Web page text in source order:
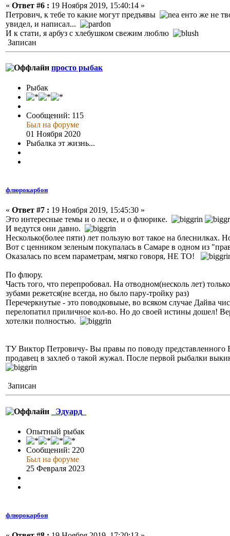
« Ответ #6 : 19 Ноября 2019, 15:40:14 »
Петрович, к тебе то какие могут предъявы
енто же не
увидел, и написал...
И к стати, я арбуз с хлебушком свежим люблю
Записан
просто рыбак
Рыбак
Сообщений: 115
Был на форуме
01 Ноября 2020
Рыбалка эт жизнь...
флюрокарбон
« Ответ #7 : 19 Ноября 2019, 15:45:30 »
Это интересные темы и о леске, и о флюрике.
И ведутся они давно.
Несколько(более пяти) лет пользую вот такое на блеснилках.
Вот с ценником зеленым покупалась в Самаре в одном из
Оказалась по всем параметрам, мягко говоря, НЕ ТО!
По флюру.
Часть того, что перепробовал. На отводном(несколь лет)
зубами режется(не всегда, но было пару-тройку раз)
Перечеркнутые - это поводковыые, во всяком случае Дайва
перелопатил приличное кол-во. Но до своей истины дошел!
хотелки полностью.
ТУ Виктор Петровичу- Вы правы по поводу представленного
продавец в захлеб о такой жужал. После первой рыбалки
Записан
_Эдуард_
Опытный рыбак
Сообщений: 220
Был на форуме
25 Февраля 2023
флюрокарбон